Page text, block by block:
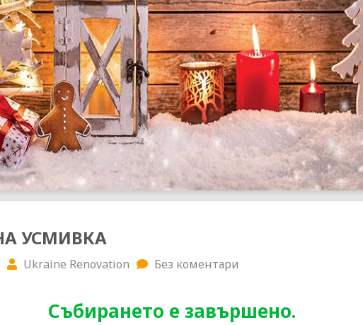
УСМИВКА
Ukraine Renovation Без коментари
Събирането е завършено.